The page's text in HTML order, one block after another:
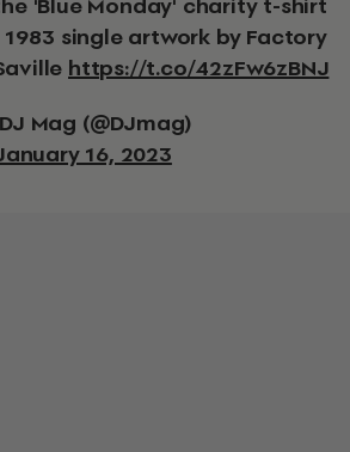
single artwork by Factory
https://t.co/42zFw6zBNJ
Mag (@DJmag)
16, 2023